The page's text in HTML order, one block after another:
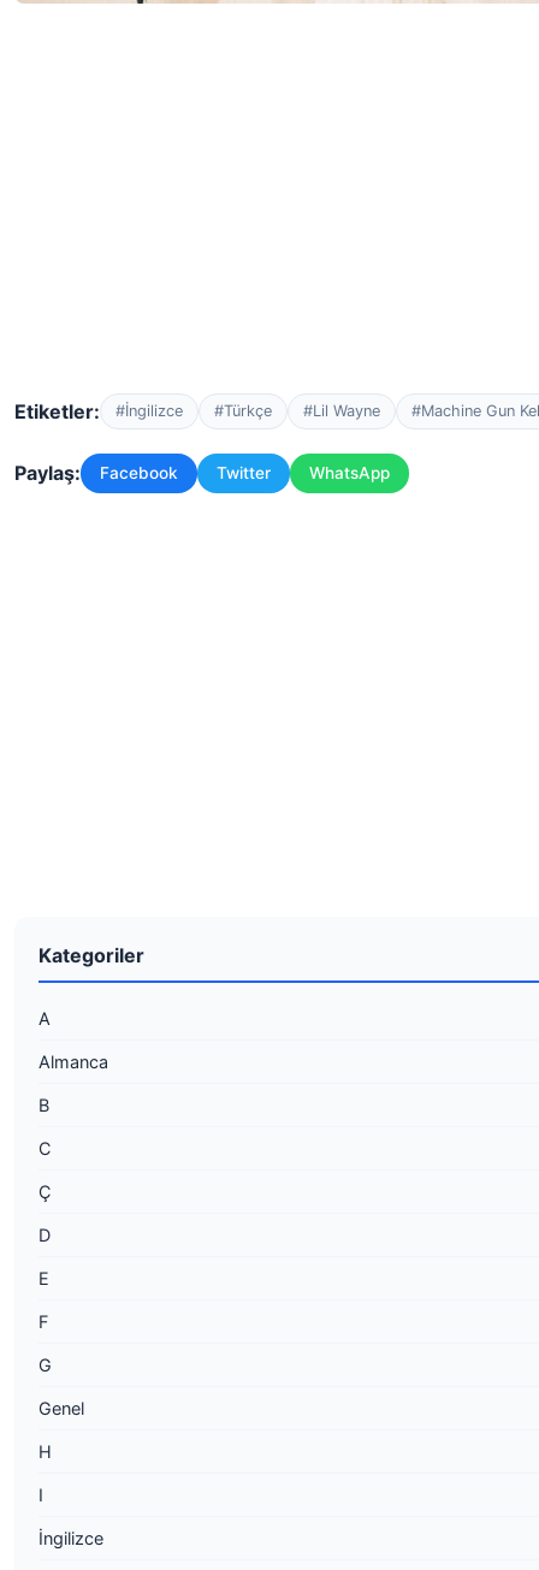
Etiketler: #İngilizce #Türkçe #Lil Wayne #Machine Gun
Paylaş: Facebook Twitter WhatsApp
Kategoriler
A
Almanca
B
C
Ç
D
E
F
G
Genel
H
I
İngilizce